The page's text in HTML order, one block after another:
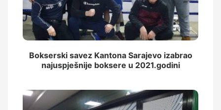
Bokserski savez Kantona Sarajevo izabrao
najuspješnije boksere u 2021.godini